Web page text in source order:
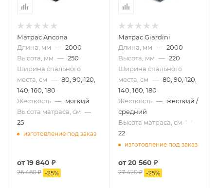
Матрас Ancona
Длина, мм — 2000
Высота, мм — 250
Ширина спального
места, см — 80, 90, 120,
140, 160, 180
Жесткость — мягкий
Высота матраса, см —
25
изготовление под заказ
от19 840 ₽
26 460 ₽ -25%
Матрас Giardini
Длина, мм — 2000
Высота, мм — 220
Ширина спального
места, см — 80, 90, 120,
140, 160, 180
Жесткость — жесткий /
средний
Высота матраса, см —
22
изготовление под заказ
от20 560 ₽
27 420 ₽ -25%